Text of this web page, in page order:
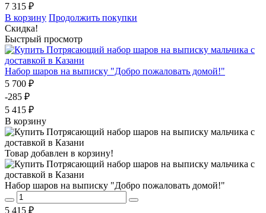
7 315 ₽
В корзину Продолжить покупки
Скидка!
Быстрый просмотр
Набор шаров на выписку "Добро пожаловать домой!"
5 700 ₽
-285 ₽
5 415 ₽
В корзину
Товар добавлен в корзину!
Набор шаров на выписку "Добро пожаловать домой!"
5 415 ₽